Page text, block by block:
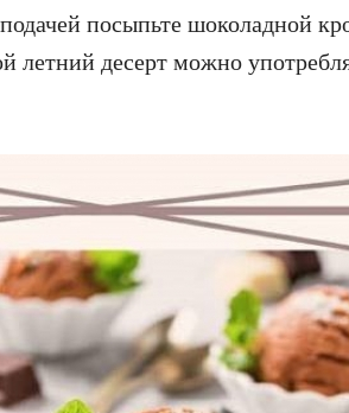
посыпьте шоколадной
летний десерт можно